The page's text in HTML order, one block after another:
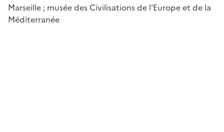
Marseille ; musée des Civilisations de l'Europe et de la
Méditerranée